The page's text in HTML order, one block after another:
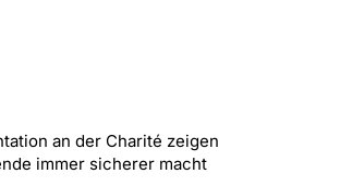
an der Charité zeigen
immer sicherer macht